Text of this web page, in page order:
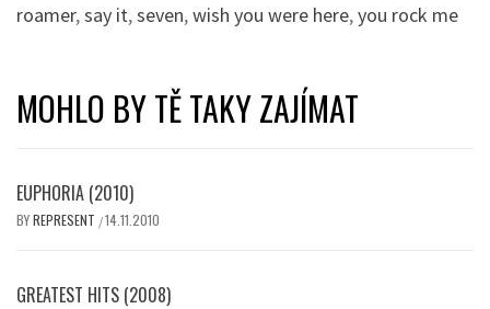
roamer,say it,seven,wish you were here,you rock me
MOHLO BY TĚ TAKY ZAJÍMAT
EUPHORIA (2010)
BYREPRESENT /14.11.2010
GREATEST HITS (2008)